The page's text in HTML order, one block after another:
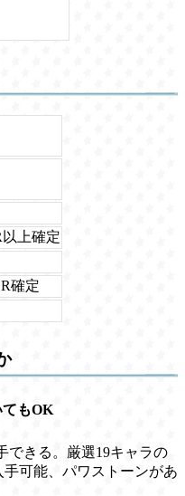
上確定
確定
もOK
できる。厳選19キャラの
可能、パワストーンがあ